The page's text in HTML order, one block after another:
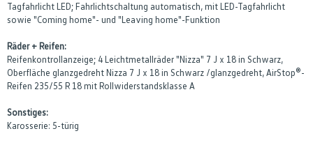
Tagfahrlicht LED; Fahrlichtschaltung automatisch, mit LED-Tagfahrlicht
sowie "Coming home"- und "Leaving home"-Funktion
Räder + Reifen:
Reifenkontrollanzeige; 4 Leichtmetallräder "Nizza" 7 J x 18 in Schwarz,
Oberfläche glanzgedreht Nizza 7 J x 18 in Schwarz /glanzgedreht, AirStop®-
Reifen 235/55 R 18 mit Rollwiderstandsklasse A
Sonstiges:
Karosserie: 5-türig